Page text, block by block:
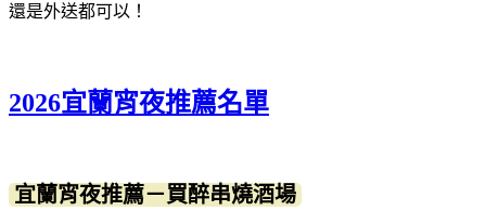
還是外送都可以！
2026宜蘭宵夜推薦名單
宜蘭宵夜推薦－買醉串燒酒場